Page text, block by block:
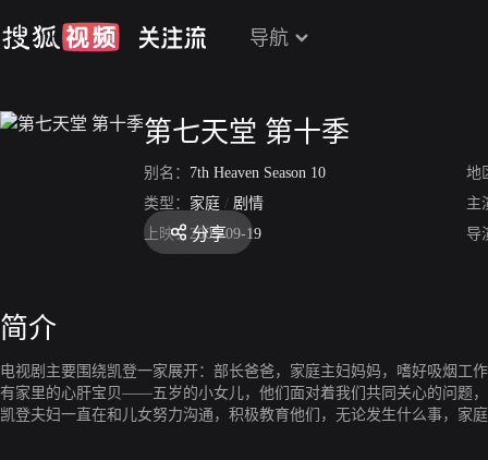
导航
第七天堂 第十季
别名： 7th Heaven Season 10
地
类型： 家庭 / 剧情
主
上映： 2005-09-19 导
分享
简介
电视剧主要围绕凯登一家展开：部长爸爸，家庭主妇妈妈，嗜好吸烟工
有家里的心肝宝贝——五岁的小女儿，他们面对着我们共同关心的问题
凯登夫妇一直在和儿女努力沟通，积极教育他们，无论发生什么事，家